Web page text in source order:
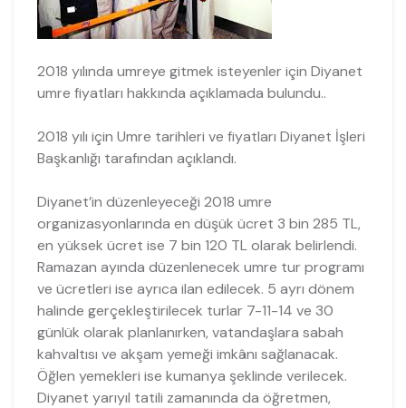
2018 yılında umreye gitmek isteyenler için Diyanet
umre fiyatları hakkında açıklamada bulundu..
2018 yılı için Umre tarihleri ve fiyatları Diyanet İşleri
Başkanlığı tarafından açıklandı.
Diyanet’in düzenleyeceği 2018 umre
organizasyonlarında en düşük ücret 3 bin 285 TL,
en yüksek ücret ise 7 bin 120 TL olarak belirlendi.
Ramazan ayında düzenlenecek umre tur programı
ve ücretleri ise ayrıca ilan edilecek. 5 ayrı dönem
halinde gerçekleştirilecek turlar 7-11-14 ve 30
günlük olarak planlanırken, vatandaşlara sabah
kahvaltısı ve akşam yemeği imkânı sağlanacak.
Öğlen yemekleri ise kumanya şeklinde verilecek.
Diyanet yarıyıl tatili zamanında da öğretmen,